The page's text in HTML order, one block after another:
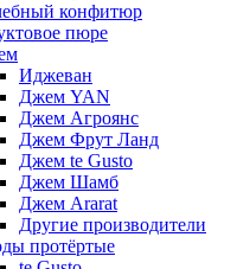
конфитюр
пюре
Иджеван
Джем YAN
Джем Агроянс
Джем Фрут Ланд
Джем te Gusto
Джем Шамб
Джем Ararat
Другие производители
протёртые